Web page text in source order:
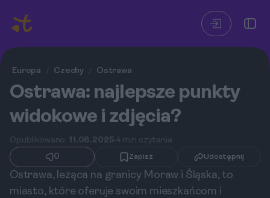
Europa / Czechy / Ostrawa
Ostrawa: najlepsze punkty
widokowe i zdjęcia?
Opublikowano: 11.08.2025 4 min czytania
0
Zapisz Udostępnij
Ostrawa, leżąca na granicy Moraw i Śląska, to
miasto, które oferuje swoim mieszkańcom i